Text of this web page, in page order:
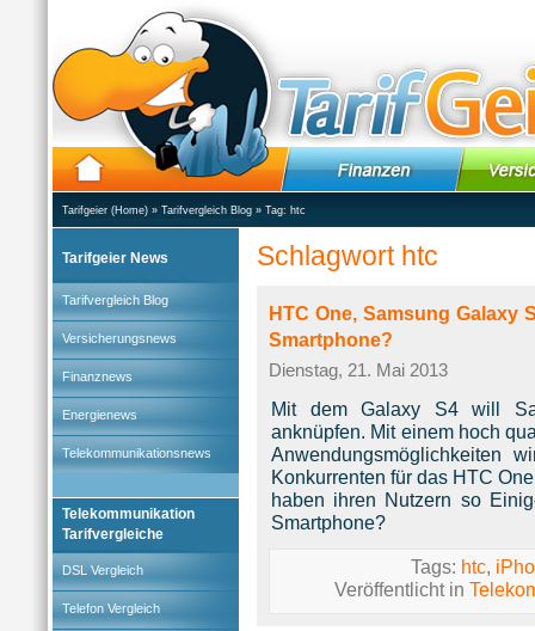
Tarifgeier (Home) » Tarifvergleich Blog » Tag: htc
Tarifgeier News
Tarifvergleich Blog
Versicherungsnews
Finanznews
Energienews
Telekommunikationsnews
Telekommunikation
Tarifvergleiche
DSL Vergleich
Telefon Vergleich
Schlagwort htc
HTC One, Samsung Galaxy
Smartphone?
Dienstag, 21. Mai 2013
Mit dem Galaxy S4 will
anknüpfen. Mit einem hoch
Anwendungsmöglichkeiten
Konkurrenten für das HTC
haben ihren Nutzern so
Smartphone?
Tags: htc,
Veröffentlicht in